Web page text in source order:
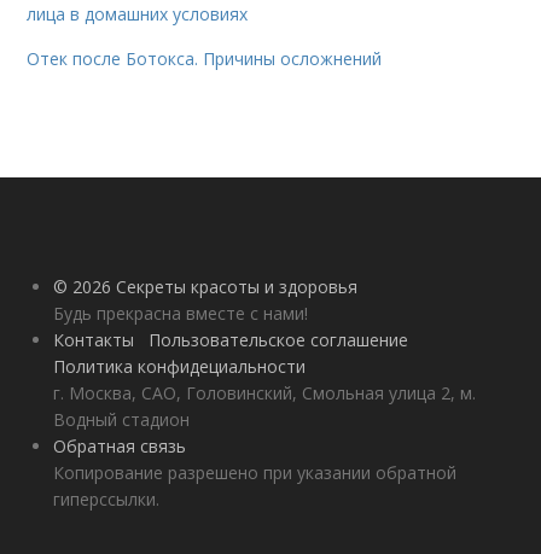
лица в домашних условиях
Отек после Ботокса. Причины осложнений
© 2026 Секреты красоты и здоровья
Будь прекрасна вместе с нами!
Контакты
Пользовательское соглашение
Политика конфидециальности
г. Москва, САО, Головинский, Смольная улица 2, м.
Водный стадион
Обратная связь
Копирование разрешено при указании обратной
гиперссылки.